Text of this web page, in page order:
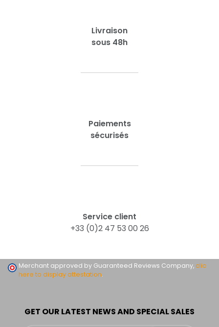
Livraison
sous 48h
Paiements
sécurisés
Service client
+33 (0)2 47 53 00 26
GET OUR LATEST NEWS AND SPECIAL SALES
Merchant approved by Guaranteed Reviews Company,clic
here to display attestation.